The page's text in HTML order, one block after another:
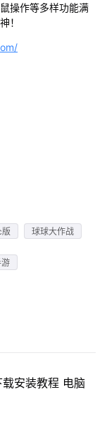
操作等多样功能满
！
球球大作战
游
安装教程 电脑